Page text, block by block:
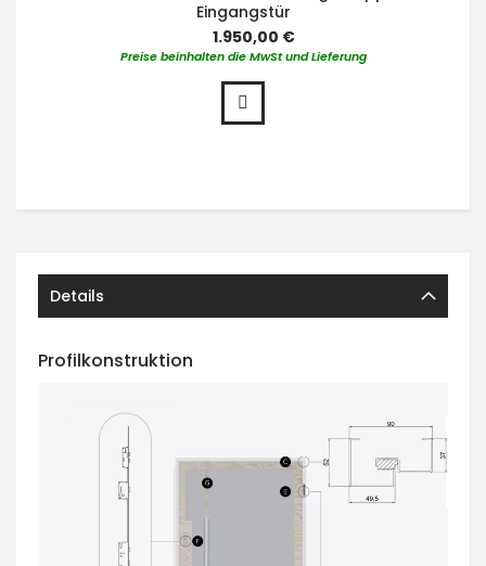
Eingangstür
1.950,00 €
Preise beinhalten die MwSt und Lieferung
Details
Profilkonstruktion